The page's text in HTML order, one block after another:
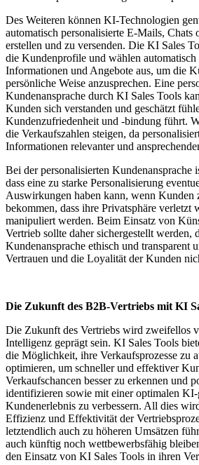
Des Weiteren können KI-Technologien
automatisch personalisierte E-Mails, Chats
erstellen und zu versenden. Die KI Sales
die Kundenprofile und wählen automatisch
Informationen und Angebote aus, um die
persönliche Weise anzusprechen. Eine
Kundenansprache durch KI Sales Tools
Kunden sich verstanden und geschätzt
Kundenzufriedenheit und -bindung führt.
die Verkaufszahlen steigen, da
Informationen relevanter und
Bei der personalisierten Kundenansprache
dass eine zu starke Personalisierung
Auswirkungen haben kann, wenn Kunden
bekommen, dass ihre Privatsphäre verletzt
manipuliert werden. Beim Einsatz von
Vertrieb sollte daher sichergestellt werden,
Kundenansprache ethisch und transparent
Vertrauen und die Loyalität der Kunden
Die Zukunft des B2B-Vertriebs mit KI
Die Zukunft des Vertriebs wird zweifellos
Intelligenz geprägt sein. KI Sales Tools
die Möglichkeit, ihre Verkaufsprozesse zu
optimieren, um schneller und effektiver
Verkaufschancen besser zu erkennen und
identifizieren sowie mit einer optimalen KI-
Kundenerlebnis zu verbessern. All dies
Effizienz und Effektivität der
letztendlich auch zu höheren Umsätzen
auch künftig noch wettbewerbsfähig
den Einsatz von KI Sales Tools in ihren